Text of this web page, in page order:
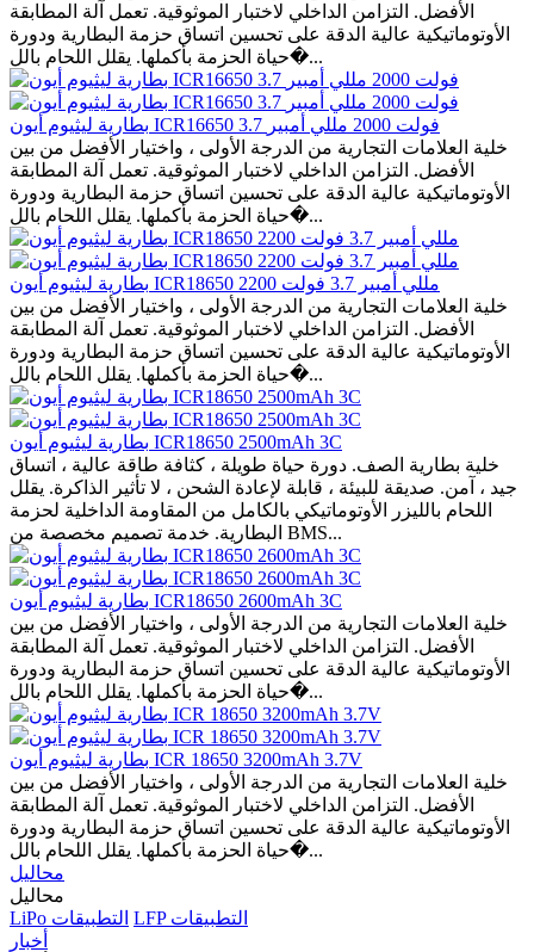
الأفضل. التزامن الداخلي لاختبار الموثوقية. تعمل آلة المطابقة
الأوتوماتيكية عالية الدقة على تحسين اتساق حزمة البطارية ودورة
حياة الحزمة بأكملها. يقلل اللحام بالل�...
بطارية ليثيوم أيون ICR16650 3.7 فولت 2000 مللي أمبير
خلية العلامات التجارية من الدرجة الأولى ، واختيار الأفضل من بين
الأفضل. التزامن الداخلي لاختبار الموثوقية. تعمل آلة المطابقة
الأوتوماتيكية عالية الدقة على تحسين اتساق حزمة البطارية ودورة
حياة الحزمة بأكملها. يقلل اللحام بالل�...
بطارية ليثيوم أيون ICR18650 2200 مللي أمبير 3.7 فولت
خلية العلامات التجارية من الدرجة الأولى ، واختيار الأفضل من بين
الأفضل. التزامن الداخلي لاختبار الموثوقية. تعمل آلة المطابقة
الأوتوماتيكية عالية الدقة على تحسين اتساق حزمة البطارية ودورة
حياة الحزمة بأكملها. يقلل اللحام بالل�...
بطارية ليثيوم أيون ICR18650 2500mAh 3C
خلية بطارية الصف. دورة حياة طويلة ، كثافة طاقة عالية ، اتساق
جيد ، آمن. صديقة للبيئة ، قابلة لإعادة الشحن ، لا تأثير الذاكرة. يقلل
اللحام بالليزر الأوتوماتيكي بالكامل من المقاومة الداخلية لحزمة
البطارية. خدمة تصميم مخصصة من BMS...
بطارية ليثيوم أيون ICR18650 2600mAh 3C
خلية العلامات التجارية من الدرجة الأولى ، واختيار الأفضل من بين
الأفضل. التزامن الداخلي لاختبار الموثوقية. تعمل آلة المطابقة
الأوتوماتيكية عالية الدقة على تحسين اتساق حزمة البطارية ودورة
حياة الحزمة بأكملها. يقلل اللحام بالل�...
بطارية ليثيوم أيون ICR 18650 3200mAh 3.7V
خلية العلامات التجارية من الدرجة الأولى ، واختيار الأفضل من بين
الأفضل. التزامن الداخلي لاختبار الموثوقية. تعمل آلة المطابقة
الأوتوماتيكية عالية الدقة على تحسين اتساق حزمة البطارية ودورة
حياة الحزمة بأكملها. يقلل اللحام بالل�...
محاليل
محاليل
LiPo التطبيقات
LFP التطبيقات
أخبار